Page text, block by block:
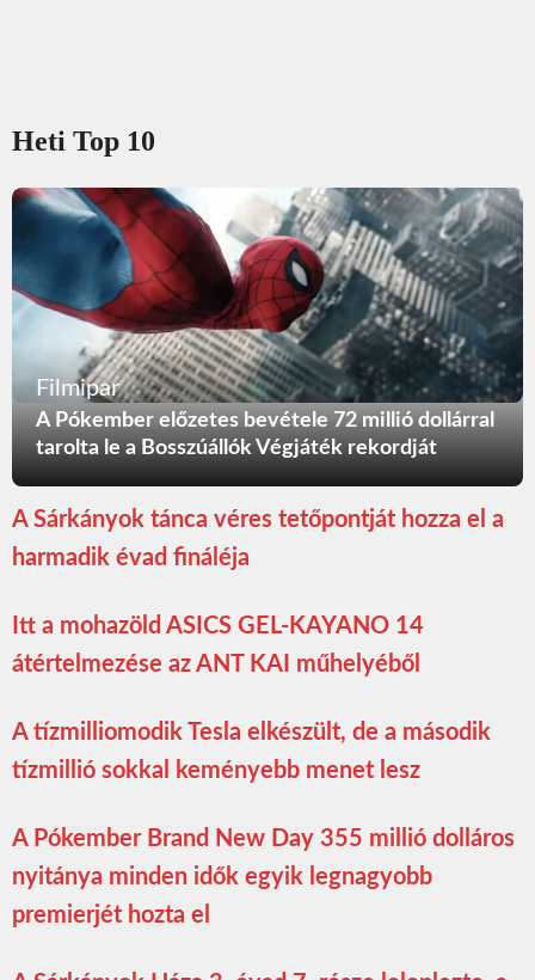
Heti Top 10
Filmipar
A Pókember előzetes bevétele 72 millió dollárral
tarolta le a Bosszúállók Végjáték rekordját
A Sárkányok tánca véres tetőpontját hozza el a
harmadik évad fináléja
Itt a mohazöld ASICS GEL-KAYANO 14
átértelmezése az ANT KAI műhelyéből
A tízmilliomodik Tesla elkészült, de a második
tízmillió sokkal keményebb menet lesz
A Pókember Brand New Day 355 millió dolláros
nyitánya minden idők egyik legnagyobb
premierjét hozta el